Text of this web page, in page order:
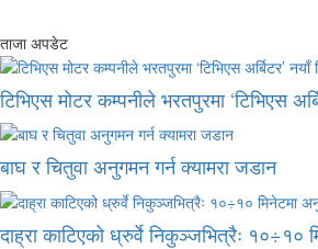
ताजा अपडेट
टिभिएस मोटर कम्पनीले भरतपुरमा ‘टिभिएस
बाघ र चितुवा अनुगमन गर्न क्यामरा जडान
दाह्रा काटिएको ध्रुर्वे निकुञ्जभित्रैः १०÷१०